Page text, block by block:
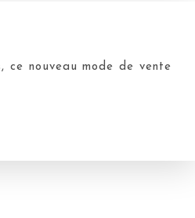
nouveau mode de vente